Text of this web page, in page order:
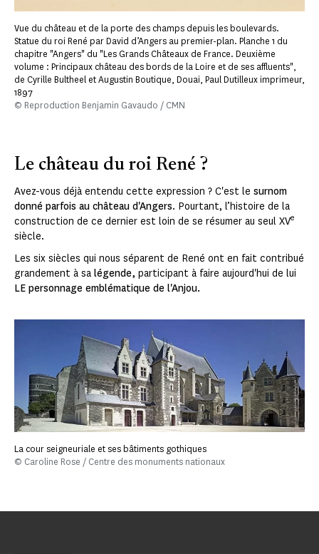
Vue du château et de la porte des champs depuis les boulevards.
Statue du roi René par David d’Angers au premier-plan. Planche 1 du
chapitre "Angers" du "Les Grands Châteaux de France. Deuxième
volume : Principaux château des bords de la Loire et de ses affluents",
de Cyrille Bultheel et Augustin Boutique, Douai, Paul Dutilleux imprimeur,
1897
© Reproduction Benjamin Gavaudo / CMN
Le château du roi René ?
Avez-vous déjà entendu cette expression ? C'est le surnom
donné parfois au château d'Angers. Pourtant, l’histoire de la
construction de ce dernier est loin de se résumer au seul XVe
siècle.
Les six siècles qui nous séparent de René ont en fait contribué
grandement à sa légende, participant à faire aujourd'hui de lui
LE personnage emblématique de l'Anjou.
La cour seigneuriale et ses bâtiments gothiques
© Caroline Rose / Centre des monuments nationaux